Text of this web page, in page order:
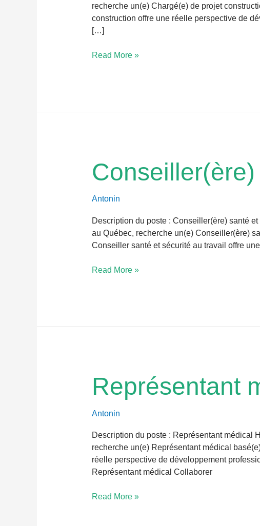
recherche un(e) Chargé(e) de projet
construction offre une réelle perspective de
[…]
Read More »
Antonin
Description du poste : Conseiller(ère) santé
au Québec, recherche un(e) Conseiller(ère)
Conseiller santé et sécurité au travail offre
Conseiller(ère)
santé
sécurité
travail
Read More »
Représentant
Antonin
Description du poste : Représentant médical
recherche un(e) Représentant médical
réelle perspective de développement
Représentant médical Collaborer
Représentant
médical
Read More »